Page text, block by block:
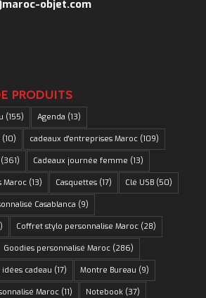
objet.com
PRODUITS
(155) Agenda (13)
(10) cadeaux d'entreprises Maroc(109)
Cadeaux journée femme (13)
Maroc(13) Casquettes(17) Clé USB(50)
Casablanca (9)
Coffret stylo personnalise Maroc(28)
Goodies personnalisé Maroc(286)
idées cadeau (17) Montre Bureau (9)
Maroc(11) Notebook(37)